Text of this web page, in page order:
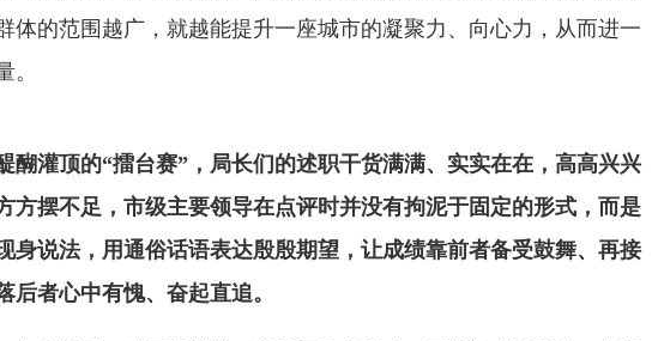
体的范围越广，就越能提升一座城市的凝聚力、向心力，从而进一
。
醐灌顶的“擂台赛”，局长们的述职干货满满、实实在在，高高兴兴
方摆不足，市级主要领导在点评时并没有拘泥于固定的形式，而是
身说法，用通俗话语表达殷殷期望，让成绩靠前者备受鼓舞、再接
后者心中有愧、奋起直追。